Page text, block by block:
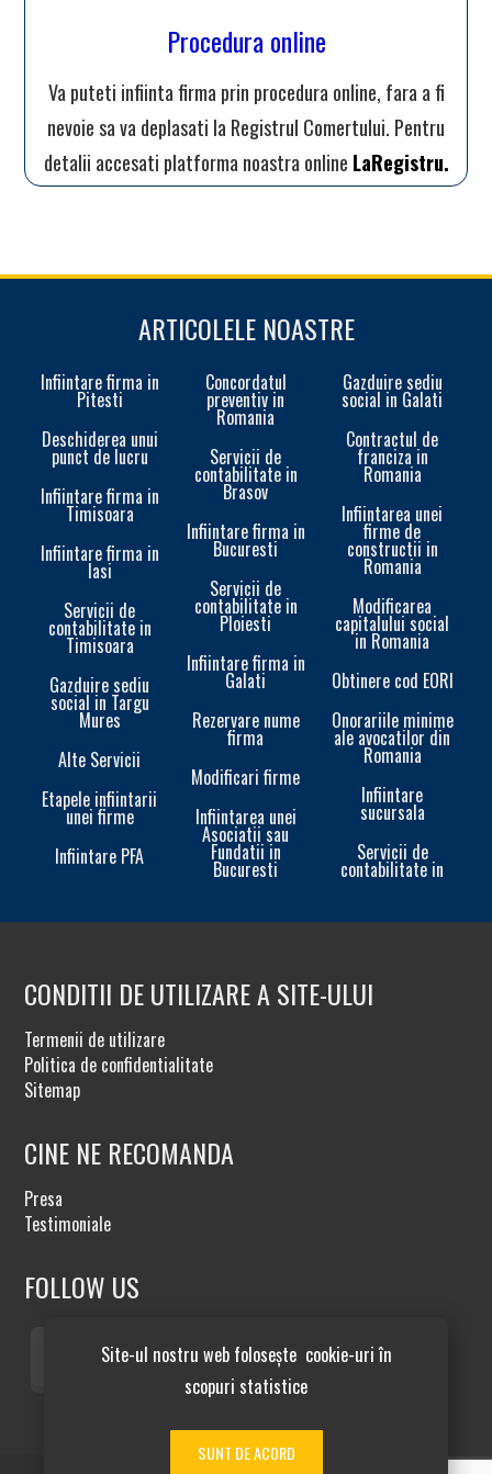
Site-ul nostru web folosește cookie-uri în
scopuri statistice
SUNT DE ACORD
Procedura online
Va puteti infiinta firma prin procedura online, fara a fi
nevoie sa va deplasati la Registrul Comertului. Pentru
detalii accesati platforma noastra online LaRegistru.
ARTICOLELE NOASTRE
Infiintare firma in
Pitesti
Deschiderea unui
punct de lucru
Infiintare firma in
Timisoara
Infiintare firma in
Iasi
Servicii de
contabilitate in
Timisoara
Gazduire sediu
social in Targu
Mures
Alte Servicii
Etapele infiintarii
unei firme
Infiintare PFA
Concordatul
preventiv in
Romania
Servicii de
contabilitate in
Brasov
Infiintare firma in
Bucuresti
Servicii de
contabilitate in
Ploiesti
Infiintare firma in
Galati
Rezervare nume
firma
Modificari firme
Infiintarea unei
Asociatii sau
Fundatii in
Bucuresti
Gazduire sediu
social in Galati
Contractul de
franciza in
Romania
Infiintarea unei
firme de
constructii in
Romania
Modificarea
capitalului social
in Romania
Obtinere cod EORI
Onorariile minime
ale avocatilor din
Romania
Infiintare
sucursala
Servicii de
contabilitate in
CONDITII DE UTILIZARE A SITE-ULUI
Termenii de utilizare
Politica de confidentialitate
Sitemap
CINE NE RECOMANDA
Presa
Testimoniale
FOLLOW US